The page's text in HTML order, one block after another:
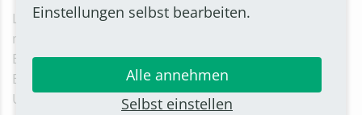
Lassen Sie Ihre ausländischen Heiratsurkunden
möglichst direkt durch die zuständige ausländische
Behörde beglaubigen und durch die deutsche
Botschaft legalisieren. So beweisen Sie, dass die
Urkunde echt ist.
Einstellungen selbst bearbeiten.
Alle annehmen
Selbst einstellen